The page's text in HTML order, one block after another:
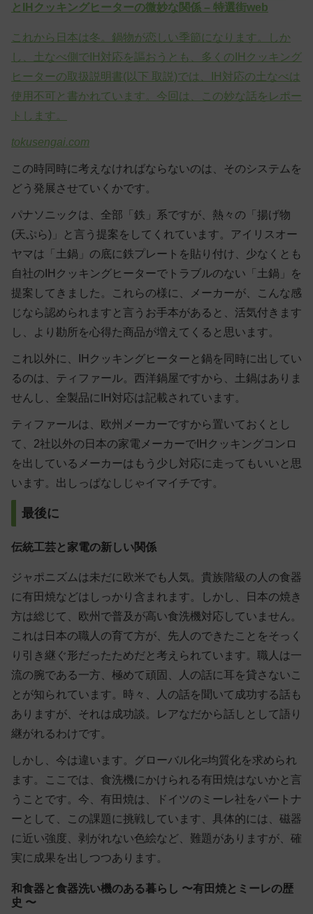
とIHクッキングヒーターの微妙な関係 – 特選街web
これから日本は冬。鍋物が恋しい季節になります。しか
し、土なべ側でIH対応を謳おうとも、多くのIHクッキング
ヒーターの取扱説明書(以下 取説)では、IH対応の土なべは
使用不可と書かれています。今回は、この妙な話をレポー
トします。
tokusengai.com
この時同時に考えなければならないのは、そのシステムを
どう発展させていくかです。
パナソニックは、全部「鉄」系ですが、熱々の「揚げ物
(天ぷら)」と言う提案をしてくれています。アイリスオー
ヤマは「土鍋」の底に鉄プレートを貼り付け、少なくとも
自社のIHクッキングヒーターでトラブルのない「土鍋」を
提案してきました。これらの様に、メーカーが、こんな感
じなら認められますと言うお手本があると、活気付きます
し、より勘所を心得た商品が増えてくると思います。
これ以外に、IHクッキングヒーターと鍋を同時に出してい
るのは、ティファール。西洋鍋屋ですから、土鍋はありま
せんし、全製品にIH対応は記載されています。
ティファールは、欧州メーカーですから置いておくとし
て、2社以外の日本の家電メーカーでIHクッキングコンロ
を出しているメーカーはもう少し対応に走ってもいいと思
います。出しっぱなしじゃイマイチです。
最後に
伝統工芸と家電の新しい関係
ジャポニズムは未だに欧米でも人気。貴族階級の人の食器
に有田焼などはしっかり含まれます。しかし、日本の焼き
方は総じて、欧州で普及が高い食洗機対応していません。
これは日本の職人の育て方が、先人のできたことをそっく
り引き継ぐ形だったためだと考えられています。職人は一
流の腕である一方、極めて頑固、人の話に耳を貸さないこ
とが知られています。時々、人の話を聞いて成功する話も
ありますが、それは成功談。レアなだから話しとして語り
継がれるわけです。
しかし、今は違います。グローバル化=均質化を求められ
ます。ここでは、食洗機にかけられる有田焼はないかと言
うことです。今、有田焼は、ドイツのミーレ社をパートナ
ーとして、この課題に挑戦しています、具体的には、磁器
に近い強度、剥がれない色絵など、難題がありますが、確
実に成果を出しつつあります。
和食器と食器洗い機のある暮らし 〜有田焼とミーレの歴
史 〜